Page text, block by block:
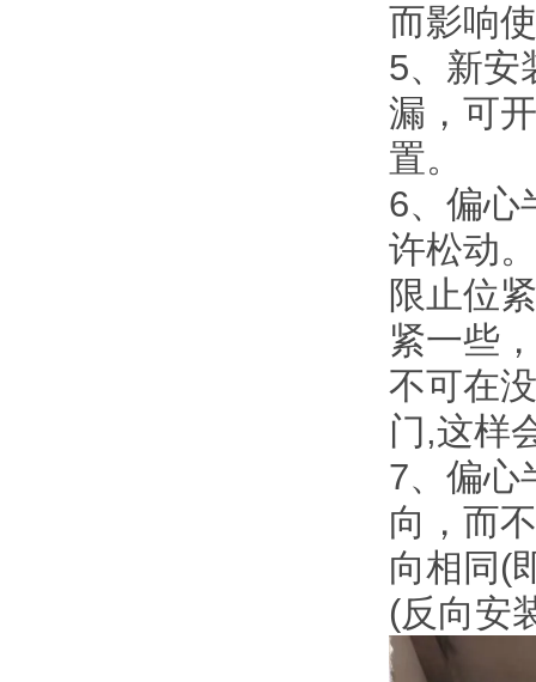
而影响
5、新安
漏，可
置。
6、偏心
许松动
限止位
紧一些
不可在
门,这样
7、偏心
向，而
向相同(
(反向安